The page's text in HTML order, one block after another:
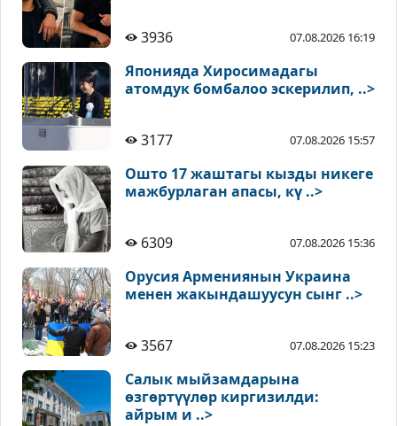
3936 07.08.2026 16:19
Японияда Хиросимадагы
атомдук бомбалоо эскерилип, ..>
3177 07.08.2026 15:57
Ошто 17 жаштагы кызды никеге
мажбурлаган апасы, кү ..>
6309 07.08.2026 15:36
Орусия Армениянын Украина
менен жакындашуусун сынг ..>
3567 07.08.2026 15:23
Салык мыйзамдарына
өзгөртүүлөр киргизилди:
айрым и ..>